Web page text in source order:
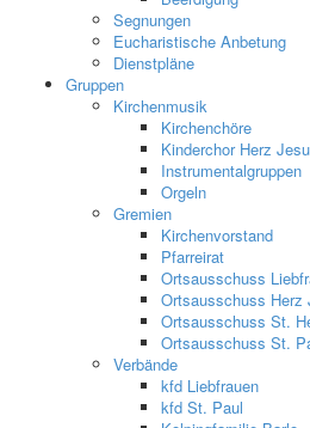
Segnungen
Eucharistische Anbetung
Dienstpläne
Gruppen
Kirchenmusik
Kirchenchöre
Kinderchor Herz Jesu
Instrumentalgruppen
Orgeln
Gremien
Kirchenvorstand
Pfarreirat
Ortsausschuss
Ortsausschuss Herz
Ortsausschuss St.
Ortsausschuss St.
Verbände
kfd Liebfrauen
kfd St. Paul